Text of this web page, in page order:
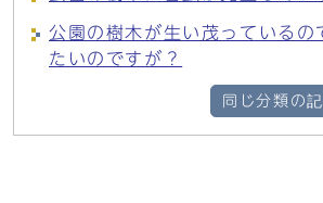
公園の樹木が生い茂っているの
たいのですが？
同じ分類の